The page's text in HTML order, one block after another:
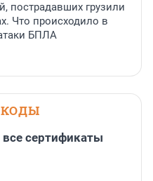
пострадавших грузили
Что происходило в
БПЛА
сертификаты